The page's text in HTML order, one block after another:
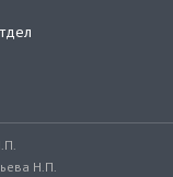
Н.П.